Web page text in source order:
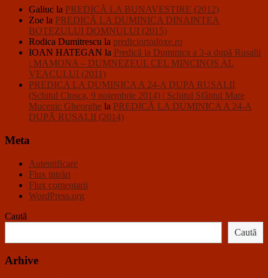
Galiuc la PREDICĂ LA BUNAVESTIRE (2012)
Zoe la PREDICĂ LA DUMINICA DINAINTEA
BOTEZULUI DOMNULUI (2015)
Rodica Dumitrescu la prediciortodoxe.ro
IOAN HATEGAN la Predică la Duminica a 3-a după Rusalii
: MAMONA – DUMNEZEUL CEL MINCINOS AL
VEACULUI (2011)
PREDICA LA DUMINICA A 24-A DUPA RUSALII
(Schitul Closca, 9 noiembrie 2014) | Schitul Sfântul Mare
Mucenic Gheorghe la PREDICĂ LA DUMINICA A 24-A
DUPĂ RUSALII (2014)
Meta
Autentificare
Flux intrări
Flux comentarii
WordPress.org
Caută
Caută
Arhive